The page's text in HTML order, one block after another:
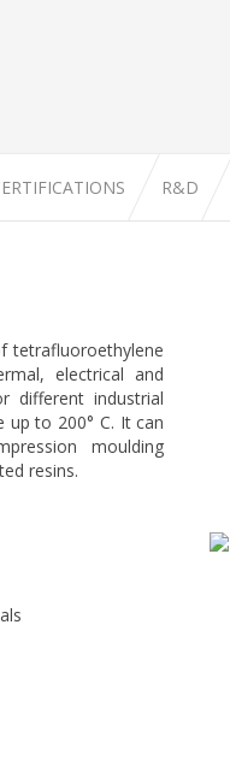
R&D
tetrafluoroethylene
electrical and
different industrial
up to 200° C. It can
moulding
resins.